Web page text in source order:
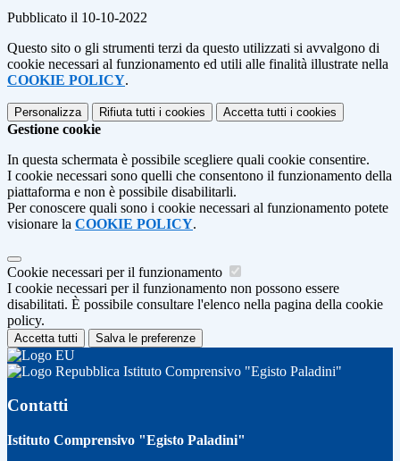
Pubblicato il 10-10-2022
Questo sito o gli strumenti terzi da questo utilizzati si avvalgono di
cookie necessari al funzionamento ed utili alle finalità illustrate nella
COOKIE POLICY.
Personalizza Rifiuta tutti i cookies Accetta tutti i cookies
Gestione cookie
In questa schermata è possibile scegliere quali cookie consentire.
I cookie necessari sono quelli che consentono il funzionamento della
piattaforma e non è possibile disabilitarli.
Per conoscere quali sono i cookie necessari al funzionamento potete
visionare la COOKIE POLICY.
Cookie necessari per il funzionamento
I cookie necessari per il funzionamento non possono essere
disabilitati. È possibile consultare l'elenco nella pagina della cookie
policy.
Accetta tutti Salva le preferenze
Istituto Comprensivo "Egisto Paladini"
Contatti
Istituto Comprensivo "Egisto Paladini"